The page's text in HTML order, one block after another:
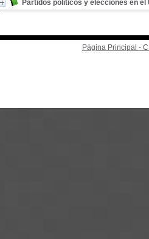
Partidos políticos y elecciones en el
Página Principal -